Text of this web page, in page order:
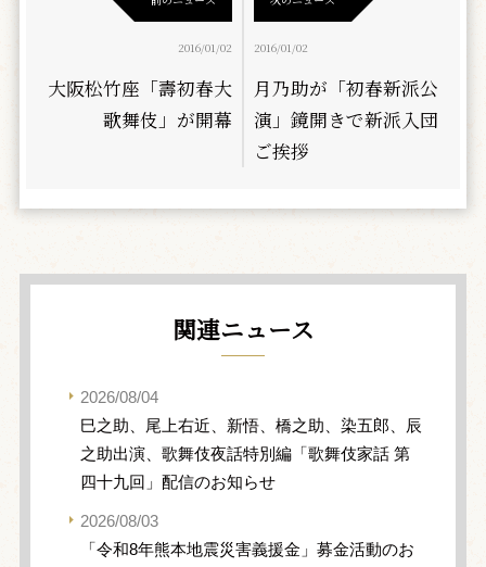
2016/01/02
大阪松竹座「壽初春大
歌舞伎」が開幕
2016/01/02
月乃助が「初春新派公
演」鏡開きで新派入団
ご挨拶
関連ニュース
2026/08/04
巳之助、尾上右近、新悟、橋之助、染五郎、辰
之助出演、歌舞伎夜話特別編「歌舞伎家話 第
四十九回」配信のお知らせ
2026/08/03
「令和8年熊本地震災害義援金」募金活動のお